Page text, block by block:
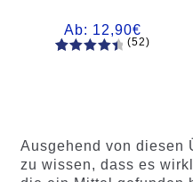
Ab: 12,90€
d auf
Kundenb
(52)
Ausgehend von diesen
zu wissen, dass es